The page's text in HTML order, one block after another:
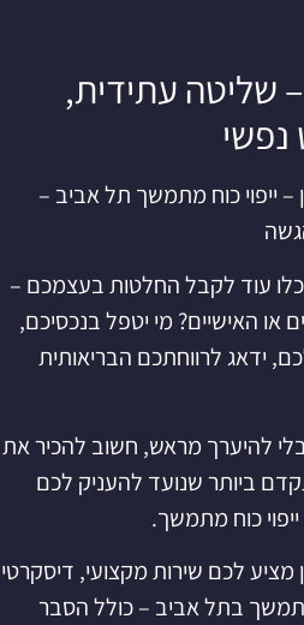
שליטה עתידית,
נפשי
– ייפוי כוח מתמשך תל אביב –
עוד לקבל החלטות בעצמכם –
או האישיים? מי יטפל בנכסיכם,
ידאג לרווחתכם הבריאותית
להיערך מראש, חשוב להכיר את
ביותר שנועד להעניק לכם
כוח מתמשך.
מציע לכם שירות מקצועי, דיסקרטי
מתמשך בתל אביב – כולל הסבר